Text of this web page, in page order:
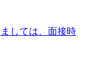
しては、面接時